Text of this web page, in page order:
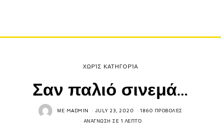
ΧΩΡΊΣ ΚΑΤΗΓΟΡΊΑ
Σαν παλιό σινεμά…
ΜΕ MADMIN JULY 23, 2020 1860 ΠΡΟΒΟΛΈΣ
ΑΝΆΓΝΩΣΗ ΣΕ 1 ΛΕΠΤΌ